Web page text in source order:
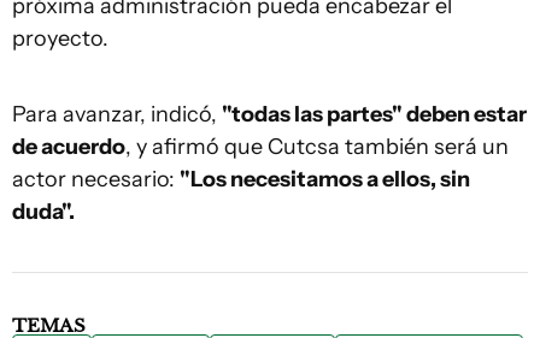
próxima administración pueda encabezar el
proyecto.
Para avanzar, indicó, "todas las partes" deben estar
de acuerdo, y afirmó que Cutcsa también será un
actor necesario: "Los necesitamos a ellos, sin
duda".
TEMAS